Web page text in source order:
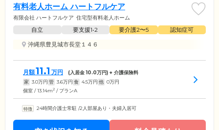
有料老人ホーム ハートフルケア
有限会社 ハートフルケア 住宅型有料老人ホーム
自立 要支援1•2 要介護2〜5
認知症可
沖縄県豊見城市長堂１４６
月額11.1 万円 (入居金10.0万円) + 介護保険料
家 3.0万円 管 3.6万円 食 4.5万円 他 0万円
個室 / 13.14m2 / プランA
24時間介護士常駐 /2人部屋あり・夫婦入居可